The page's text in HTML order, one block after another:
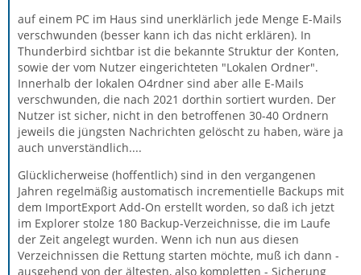
auf einem PC im Haus sind unerklärlich jede Menge E-Mails
verschwunden (besser kann ich das nicht erklären). In
Thunderbird sichtbar ist die bekannte Struktur der Konten,
sowie der vom Nutzer eingerichteten "Lokalen Ordner".
Innerhalb der lokalen O4rdner sind aber alle E-Mails
verschwunden, die nach 2021 dorthin sortiert wurden. Der
Nutzer ist sicher, nicht in den betroffenen 30-40 Ordnern
jeweils die jüngsten Nachrichten gelöscht zu haben, wäre ja
auch unverständlich....
Glücklicherweise (hoffentlich) sind in den vergangenen
Jahren regelmäßig austomatisch incrementielle Backups mit
dem ImportExport Add-On erstellt worden, so daß ich jetzt
im Explorer stolze 180 Backup-Verzeichnisse, die im Laufe
der Zeit angelegt wurden. Wenn ich nun aus diesen
Verzeichnissen die Rettung starten möchte, muß ich dann -
ausgehend von der ältesten, also kompletten - Sicherung